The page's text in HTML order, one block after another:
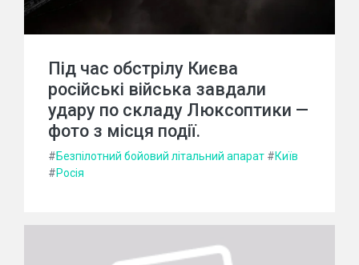
Під час обстрілу Києва
російські війська завдали
удару по складу Люксоптики —
фото з місця події.
#Безпілотний бойовий літальний апарат #Київ
#Росія